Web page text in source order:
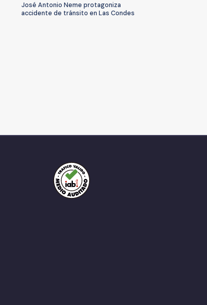
José Antonio Neme protagoniza
accidente de tránsito en Las Condes